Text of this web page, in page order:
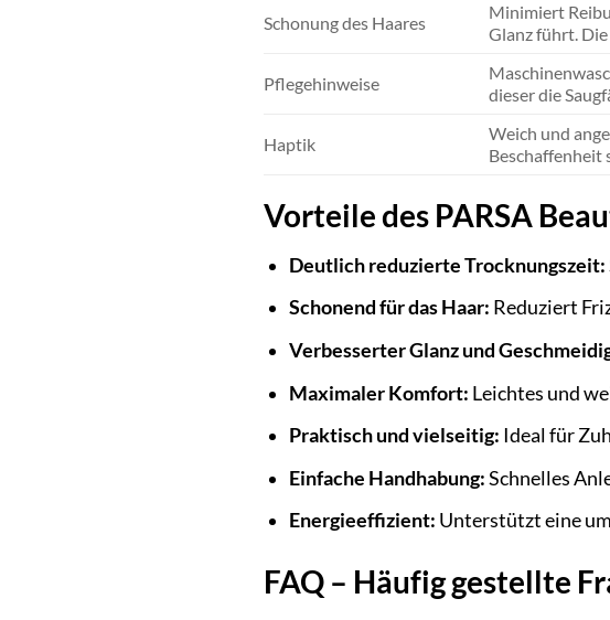
Schonung des Haares
Minimiert
Glanz führt.
Pflegehinweise
dieser die
Haptik
Weich und
Beschaffenheit
Vorteile des PARSA
Deutlich reduzierte Trocknungszeit:
Schonend für das Haar: Reduziert
Verbesserter Glanz und
Maximaler Komfort: Leichtes und
Praktisch und vielseitig: Ideal für
Einfache Handhabung:Schnelles
Energieeffizient: Unterstützt eine
FAQ – Häufig gestellte